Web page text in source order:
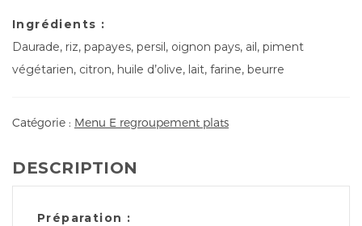
Ingrédients :
Daurade, riz, papayes, persil, oignon pays, ail, piment
végétarien, citron, huile d’olive, lait, farine, beurre
Catégorie : Menu E regroupement plats
DESCRIPTION
Préparation :